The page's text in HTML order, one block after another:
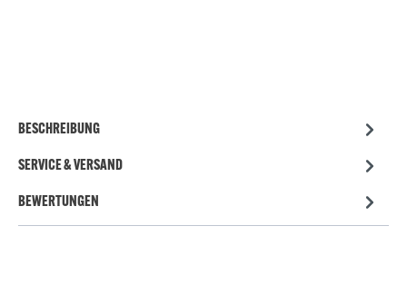
BESCHREIBUNG
SERVICE & VERSAND
BEWERTUNGEN